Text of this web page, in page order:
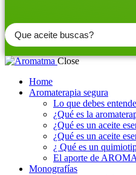
Search
...
Close
Home
Aromaterapia segura
Lo que debes
¿Qué es la
¿Qué es un aceite
¿Qué es un aceite
¿ Qué es un
El aporte de
Monografías